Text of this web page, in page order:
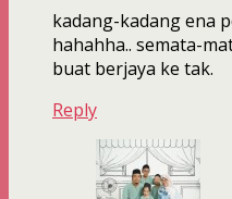
kadang-kadang ena
hahahha.. semata-
buat berjaya ke tak.
Reply